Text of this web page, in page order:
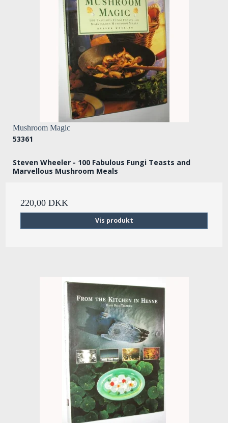
Mushroom Magic
53361
Steven Wheeler - 100 Fabulous Fungi Teasts and
Marvellous Mushroom Meals
220,00 DKK
Vis produkt